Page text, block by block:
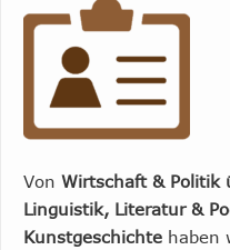
Von Wirtschaft & Politik
Linguistik, Literatur &
Kunstgeschichte haben